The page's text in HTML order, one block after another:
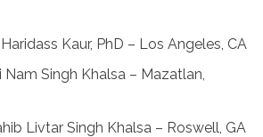
Kaur, PhD – Los Angeles, CA
Nam Singh Khalsa – Mazatlan,
Livtar Singh Khalsa – Roswell, GA